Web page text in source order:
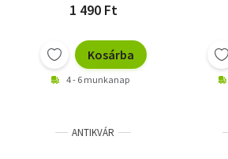
1 490 Ft
Kosárba
4 - 6 munkanap
ANTIKVÁR